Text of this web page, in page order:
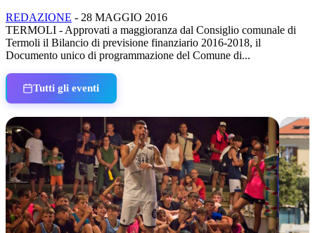
REDAZIONE - 28 MAGGIO 2016
TERMOLI - Approvati a maggioranza dal Consiglio comunale di
Termoli il Bilancio di previsione finanziario 2016-2018, il
Documento unico di programmazione del Comune di...
Tutti gli eventi